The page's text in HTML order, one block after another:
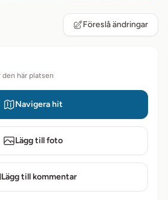
Föreslå ändringar
här platsen
Navigera hit
Lägg till foto
Lägg till kommentar